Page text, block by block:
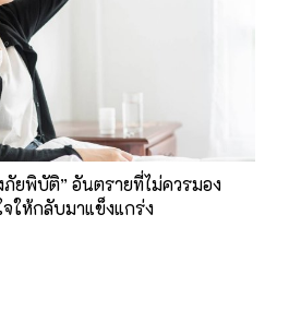
ภัยพิบัติ” อันตรายที่ไม่ควรมอง
ให้กลับมาแข็งแกร่ง